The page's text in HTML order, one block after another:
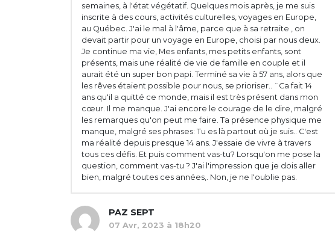
semaines, à l'état végétatif. Quelques mois après, je me suis
inscrite à des cours, activités culturelles, voyages en Europe,
au Québec. J'ai le mal à l'âme, parce que à sa retraite , on
devait partir pour un voyage en Europe, choisi par nous deux.
Je continue ma vie, Mes enfants, mes petits enfants, sont
présents, mais une réalité de vie de famille en couple et il
aurait été un super bon papi. Terminé sa vie à 57 ans, alors que
les rêves étaient possible pour nous, se prioriser.. ¨Ca fait 14
ans qu'il a quitté ce monde, mais il est très présent dans mon
cœur. Il me manque. J'ai encore le courage de le dire, malgré
les remarques qu'on peut me faire. Ta présence physique me
manque, malgré ses phrases: Tu es là partout où je suis.. C'est
ma réalité depuis presque 14 ans. J'essaie de vivre à travers
tous ces défis. Et puis comment vas-tu? Lorsqu'on me pose la
question, comment vas-tu ? J'ai l'impression que je dois aller
bien, malgré toutes ces années,. Non, je ne l'oublie pas.
PAZ SEPT
07 Avr, 2023 à 18h20